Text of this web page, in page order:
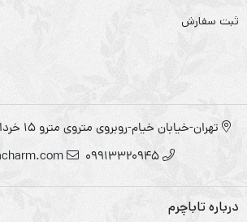
ثبت سفارش
تهران-خیابان خیام-روبروی متروی مترو ۱۵ خرداد، سرای فردوس
09913320945
درباره تاباچرم